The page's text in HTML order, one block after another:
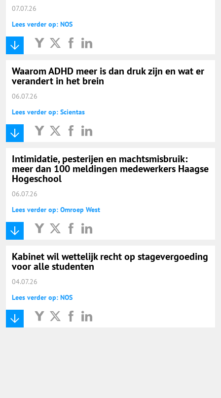
07.07.26
Lees verder op: NOS
Waarom ADHD meer is dan druk zijn en wat er
verandert in het brein
06.07.26
Lees verder op: Scientas
Intimidatie, pesterijen en machtsmisbruik:
meer dan 100 meldingen medewerkers Haagse
Hogeschool
06.07.26
Lees verder op: Omroep West
Kabinet wil wettelijk recht op stagevergoeding
voor alle studenten
04.07.26
Lees verder op: NOS